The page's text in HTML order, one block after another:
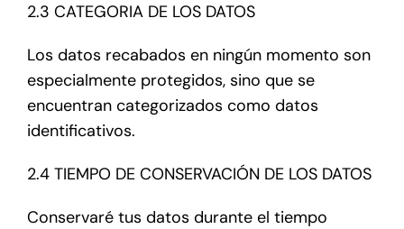
2.3 CATEGORIA DE LOS DATOS
Los datos recabados en ningún momento son
especialmente protegidos, sino que se
encuentran categorizados como datos
identificativos.
2.4 TIEMPO DE CONSERVACIÓN DE LOS DATOS
Conservaré tus datos durante el tiempo